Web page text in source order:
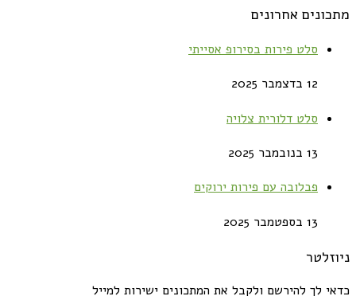
מתכונים אחרונים
סלט פירות בסירופ אסייתי
12 בדצמבר 2025
סלט דלורית צלויה
13 בנובמבר 2025
פבלובה עם פירות ירוקים
13 בספטמבר 2025
ניוזלטר
כדאי לך להירשם ולקבל את המתכונים ישירות למייל